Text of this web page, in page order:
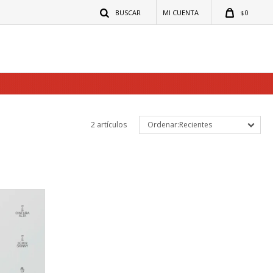
$0
2 artículos Recientes